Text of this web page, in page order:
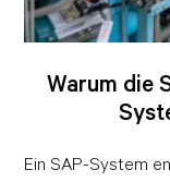
Warum die
Ein SAP-System